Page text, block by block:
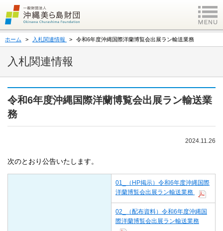
ホーム 入札関連情報 令和6年度沖縄国際洋蘭博覧会出展ラン輸送業務
入札関連情報
令和6年度沖縄国際洋蘭博覧会出展ラン輸送業
務
2024.11.26
次のとおり公告いたします。
01_（HP掲示）令和6年度沖縄国際
洋蘭博覧会出展ラン輸送業務
02_（配布資料）令和6年度沖縄国
際洋蘭博覧会出展ラン輸送業務